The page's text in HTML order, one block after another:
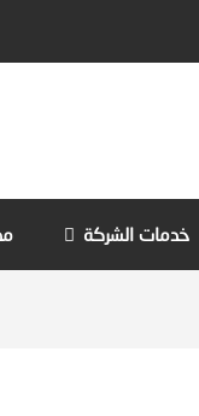
خدمات الشركة